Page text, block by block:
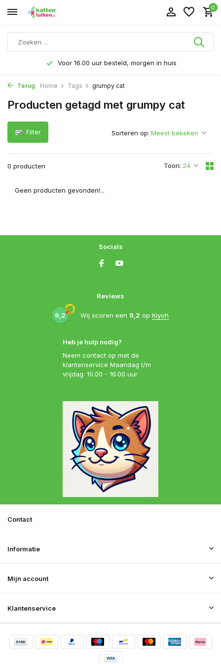
0
Voor 16.00 uur besteld, morgen in huis
Terug Home Tags grumpy cat
Producten getagd met grumpy cat
Filter
0 producten Toon:
Sorteren op:
Geen producten gevonden!...
Heb je hulp nodig?
Neem contact op met de
klantenservice Maandag t/m
vrijdag: 10.00 - 16:00 uur
Reviews
9,2 Wij scoren een 9,2 op Kiyoh
Socials
Klantenservice
Mijn account
Informatie
Contact